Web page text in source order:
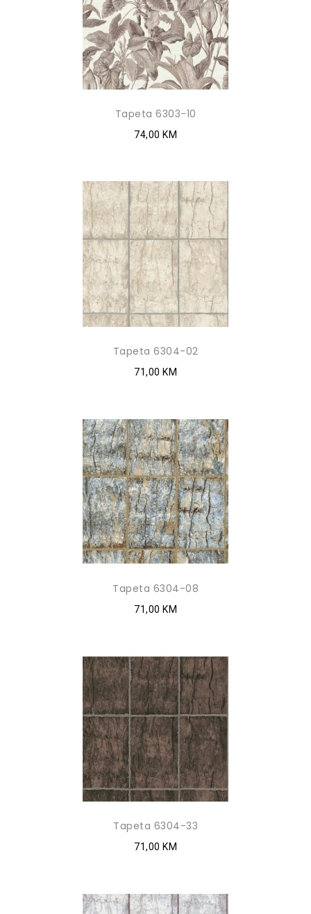
Tapeta 6303-10
74,00 KM
Tapeta 6304-02
71,00 KM
Tapeta 6304-08
71,00 KM
Tapeta 6304-33
71,00 KM